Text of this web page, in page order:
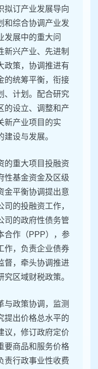
拟订产业发展导向
和综合协调产业发
发展中的重大问
新兴产业、先进制
政策，协调推进有
的统筹平衡，衔接
、计划。配合研究
的设立、调整和产
新产业项目的实
设与发展。
的重大项目投融资
性基金资金及区级
金平衡协调提出意
的投融资工作，
司的政府性债务管
合作（PPP），参
作，负责企业债券
督，牵头协调推进
区域财税政策。
与政策协调，监测
提出价格总水平的
议，修订政府定价
要商品和服务价格
责行政事业性收费